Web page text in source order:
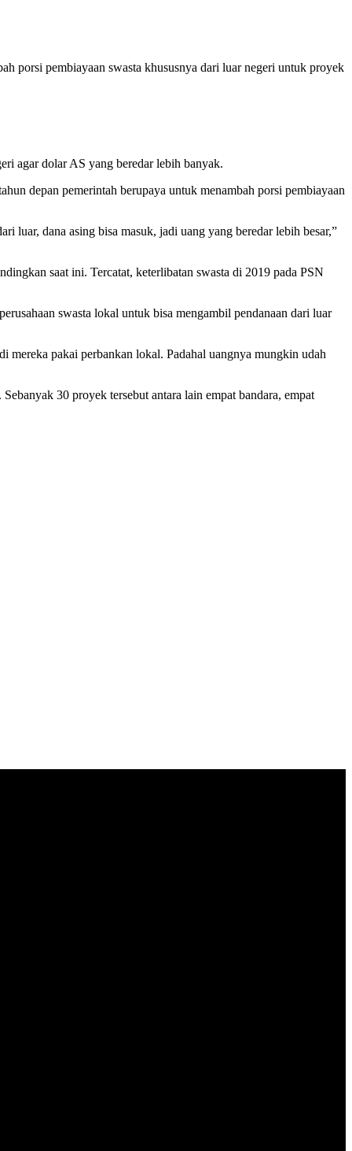
porsi pembiayaan swasta khususnya dari luar negeri untuk proyek
agar dolar AS yang beredar lebih banyak.
depan pemerintah berupaya untuk menambah porsi pembiayaan
luar, dana asing bisa masuk, jadi uang yang beredar lebih besar,”
saat ini. Tercatat, keterlibatan swasta di 2019 pada PSN
swasta lokal untuk bisa mengambil pendanaan dari luar
mereka pakai perbankan lokal. Padahal uangnya mungkin udah
30 proyek tersebut antara lain empat bandara, empat